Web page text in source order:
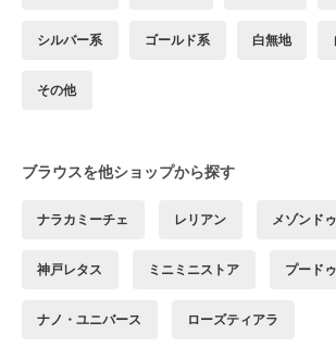
シルバー系 ゴールド系 白無地
その他
ブラウスを他ショップから探す
ナラカミーチェ レリアン メゾンド
神戸レタス ミニミニストア プード
ナノ・ユニバース ローズティアラ